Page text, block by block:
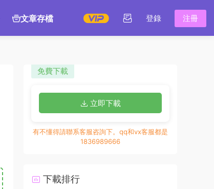
文章存檔 登錄 注冊
免費下載
立即下載
有不懂得請聯系客服咨詢下。qq和vx客服都是
1836989666
下載排行